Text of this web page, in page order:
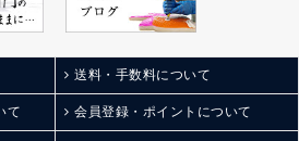
送料・手数料について
て 会員登録・ポイントについて